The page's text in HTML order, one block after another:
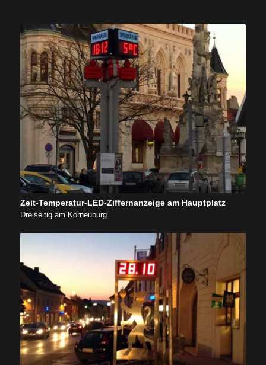
Zeit-Temperatur-LED-Ziffernanzeige am Hauptplatz
Dreiseitig am Korneuburg